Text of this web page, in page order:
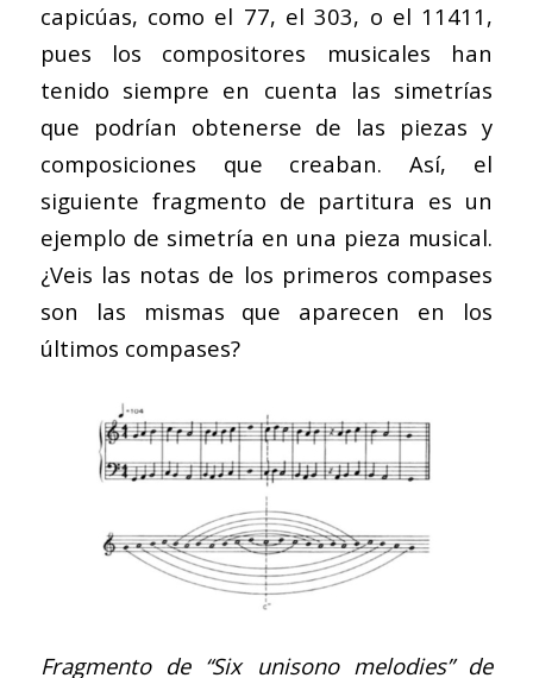
capicúas, como el 77, el 303, o el 11411,
pues los compositores musicales han
tenido siempre en cuenta las simetrías
que podrían obtenerse de las piezas y
composiciones que creaban. Así, el
siguiente fragmento de partitura es un
ejemplo de simetría en una pieza musical.
¿Veis las notas de los primeros compases
son las mismas que aparecen en los
últimos compases?
Fragmento de “Six unisono melodies” de